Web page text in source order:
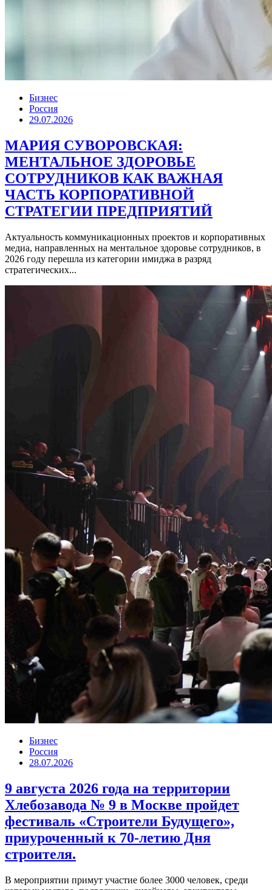
Бизнес
Россия
29.07.2026
МАРИЯ СУВОРОВСКАЯ:
МЕНТАЛЬНОЕ ЗДОРОВЬЕ
СОТРУДНИКОВ КАК ВАЖНАЯ
ЧАСТЬ КОРПОРАТИВНОЙ
СТРАТЕГИИ ПРЕДПРИЯТИЙ
Актуальность коммуникационных проектов и корпоративных
медиа, направленных на ментальное здоровье сотрудников, в
2026 году перешла из категории имиджа в разряд
стратегических...
Бизнес
Россия
28.07.2026
9 августа 2026 года на территории
Хлебозавода № 9 в Москве пройдет
фестиваль «Строители Будущего»,
приуроченный к 70-летию Дня
строителя.
В мероприятии примут участие более 3000 человек, среди